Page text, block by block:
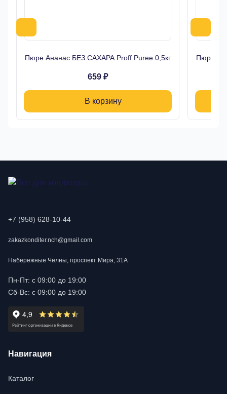
Пюре Ананас БЕЗ САХАРА Proff Puree 0,5кг
659 ₽
В корзину
Пюре
+7 (958) 628-10-44
zakazkonditer.nch@gmail.com
Набережные Челны, проспект Мира, 31А
Пн-Пт: с 09:00 до 19:00
Сб-Вс: с 09:00 до 19:00
Навигация
Каталог